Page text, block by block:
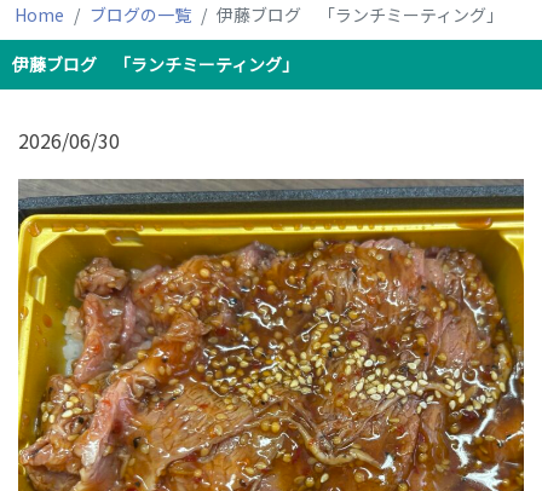
Home ブログの一覧 伊藤ブログ 「ランチミーティング」
伊藤ブログ 「ランチミーティング」
2026/06/30